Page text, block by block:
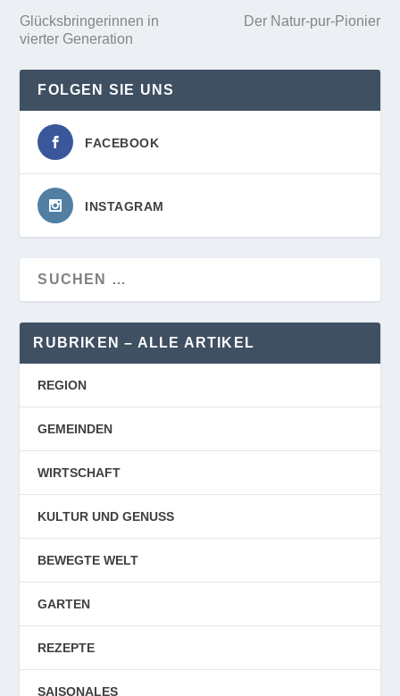
Glücksbringerinnen in
vierter Generation
Der Natur-pur-Pionier
FOLGEN SIE UNS
FACEBOOK
INSTAGRAM
RUBRIKEN – ALLE ARTIKEL
REGION
GEMEINDEN
WIRTSCHAFT
KULTUR UND GENUSS
BEWEGTE WELT
GARTEN
REZEPTE
SAISONALES